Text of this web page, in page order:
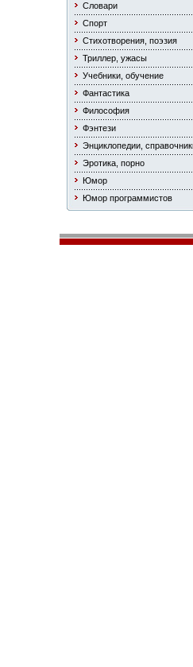
Словари
Спорт
Стихотворения, поэзия
Триллер, ужасы
Учебники, обучение
Фантастика
Философия
Фэнтези
Энциклопедии,
Эротика, порно
Юмор
Юмор программистов